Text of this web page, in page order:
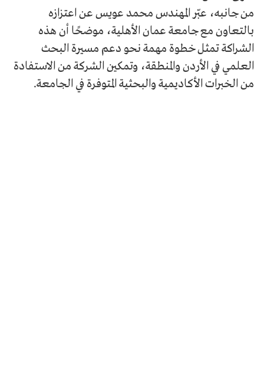
من جانبه، عبّر المهندس محمد عويس عن اعتزازه
بالتعاون مع جامعة عمان الأهلية، موضحًا أن هذه
الشراكة تمثل خطوة مهمة نحو دعم مسيرة البحث
العلمي في الأردن والمنطقة، وتمكين الشركة من الاستفادة
من الخبرات الأكاديمية والبحثية المتوفرة في الجامعة.